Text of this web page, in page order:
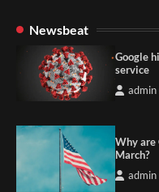
Newsbeat
Google
service
admin
Why are
March?
admin